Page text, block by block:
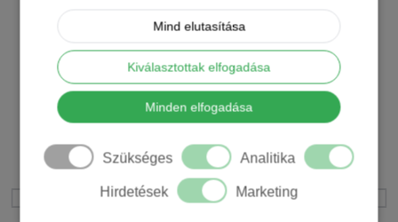
Mind elutasítása
Kiválasztottak elfogadása
Minden elfogadása
Szükséges Analitika
Hirdetések Marketing
info@toptarget.hu
+36 30 442 8304
A PPC kampányok 9 legfontosabb adata: útmutató kezdőknek